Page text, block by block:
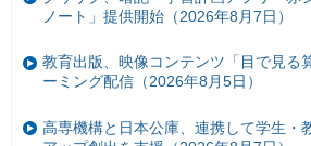
ノート」提供開始（2026年8月7日）
教育出版、映像コンテンツ「目で見る
ーミング配信（2026年8月5日）
高専機構と日本公庫、連携して学生・